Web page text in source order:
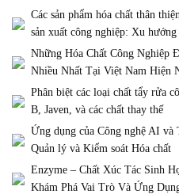
Các sản phẩm hóa chất thân
sản xuất công nghiệp: Xu
Những Hóa Chất Công Nghiệp
Nhiều Nhất Tại Việt Nam Hiện
Phân biệt các loại chất tẩy rửa
B, Javen, và các chất thay thế
Ứng dụng của Công nghệ AI và
Quản lý và Kiểm soát Hóa chất
Enzyme – Chất Xúc Tác Sinh
Khám Phá Vai Trò Và Ứng